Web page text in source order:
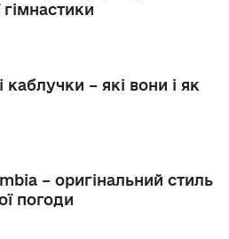
каблучки – які вони і як
– оригінальний стиль
погоди